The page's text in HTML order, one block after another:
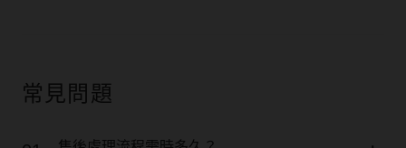
常見問題